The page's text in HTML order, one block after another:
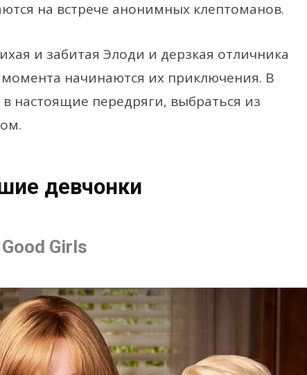
на встрече анонимных клептоманов.
и забитая Элоди и дерзкая отличника
начинаются их приключения. В
настоящие передряги, выбраться из
девчонки
Good Girls